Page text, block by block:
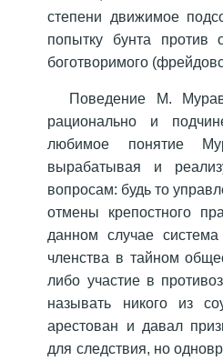
степени движимое
попытку бунта против
боготворимого
Поведение М.
рационально и
любимое понятие
вырабатывая и
вопросам: будь то
отмены крепостного
данном случае
членства в тайном
либо участие в
называть никого из
арестован и давал
для следствия, но